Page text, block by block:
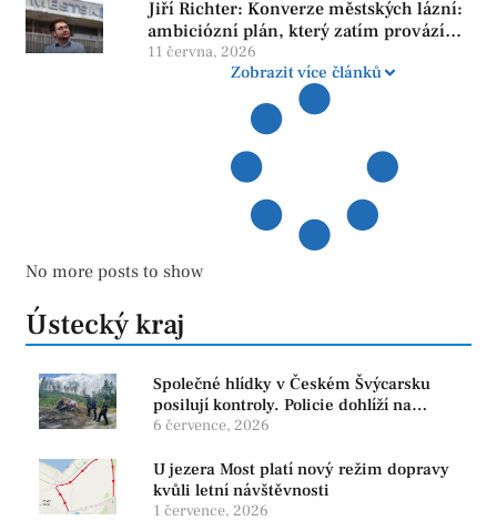
Jiří Richter: Konverze městských lázní:
ambiciózní plán, který zatím provází
více otazníků než jistot
11 června, 2026
Zobrazit více článků
No more posts to show
Ústecký kraj
Společné hlídky v Českém Švýcarsku
posilují kontroly. Policie dohlíží na
bezpečnost i ochranu přírody
6 července, 2026
U jezera Most platí nový režim dopravy
kvůli letní návštěvnosti
1 července, 2026